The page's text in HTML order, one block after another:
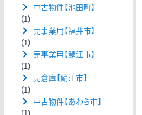
中古物件【池田町】
(1)
売事業用【福井市】
(1)
売事業用【鯖江市】
(1)
売倉庫【鯖江市】
(1)
中古物件【あわら市】
(1)